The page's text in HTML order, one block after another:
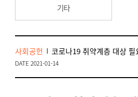
기타
사회공헌 코로나19 취약계층 대상
DATE 2021-01-14